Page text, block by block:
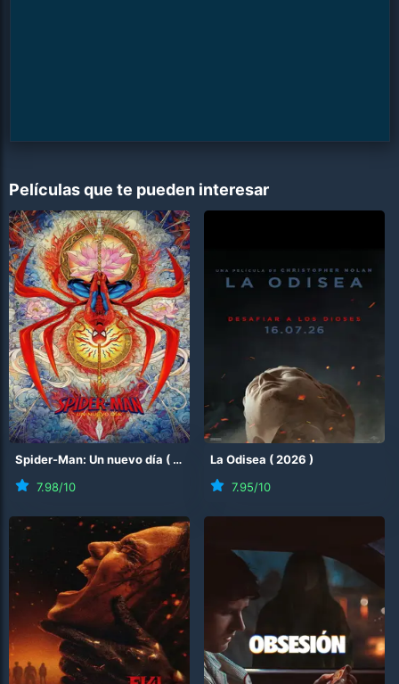
Películas que te pueden interesar
Spider-Man: Un nuevo día ( 2026
7.98/10
La Odisea (2026 )
7.95/10